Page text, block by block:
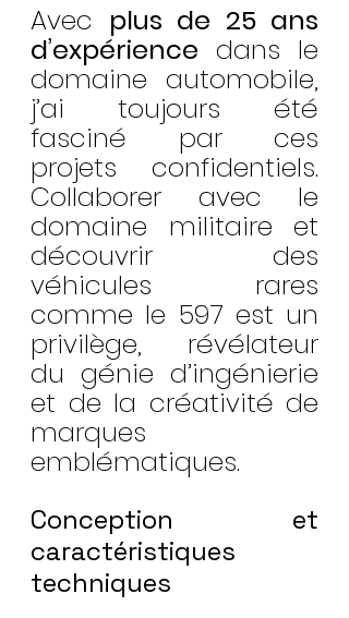
Avec plus de 25 ans
d’expérience dans le
domaine automobile,
j’ai toujours été
fasciné par ces
projets confidentiels.
Collaborer avec le
domaine militaire et
découvrir des
véhicules rares
comme le 597 est un
privilège, révélateur
du génie d’ingénierie
et de la créativité de
marques
emblématiques.
Conception et
caractéristiques
techniques